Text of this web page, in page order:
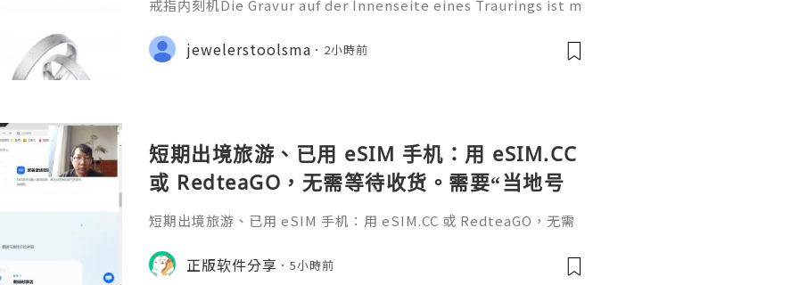
戒指内刻机Die Gravur auf der Innenseite eines Traurings ist m
iche Botschaft, die oft ein Datum, einen Namen, einen beso
nderen Satz oder ein Symb
jewelerstoolsma 2小時前
短期出境旅游、已用 eSIM 手机：用 eSIM.CC
或 RedteaGO，无需等待收货。需要“当地号
码 + 通话短信”（如打车、外卖、客户联
餐）。长
短期出境旅游、已用 eSIM 手机：用 eSIM.CC 或 RedteaGO，无需
络）：优先 RedteaGO（明确提供通话短信套餐）。长期多国移动办
公数字游民，或手机不支持 eSIM：用 Xesim，一次收货长期使用，
正版软件分享 5小時前